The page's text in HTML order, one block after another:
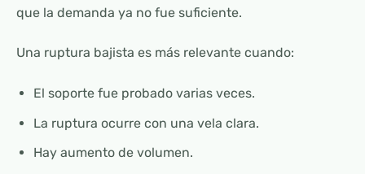
que la demanda ya no fue suficiente.
Una ruptura bajista es más relevante cuando:
El soporte fue probado varias veces.
La ruptura ocurre con una vela clara.
Hay aumento de volumen.